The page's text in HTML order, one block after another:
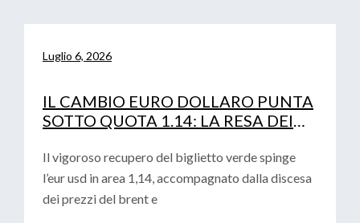
Luglio 6, 2026
IL CAMBIO EURO DOLLARO PUNTA
SOTTO QUOTA 1.14: LA RESA DEI
CURVA IRS
Il vigoroso recupero del biglietto verde spinge
l’eur usd in area 1,14, accompagnato dalla discesa
dei prezzi del brent e